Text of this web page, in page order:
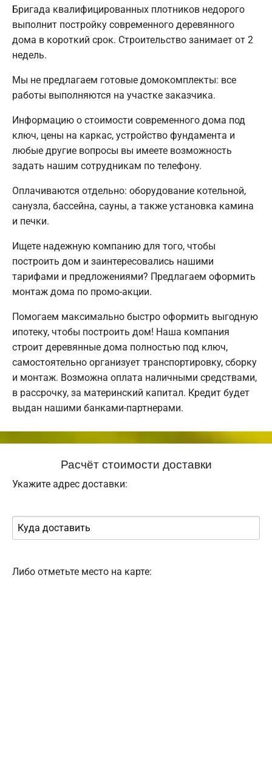
Бригада квалифицированных плотников недорого
выполнит постройку современного деревянного
дома в короткий срок. Строительство занимает от 2
недель.
Мы не предлагаем готовые домокомплекты: все
работы выполняются на участке заказчика.
Информацию о стоимости современного дома под
ключ, цены на каркас, устройство фундамента и
любые другие вопросы вы имеете возможность
задать нашим сотрудникам по телефону.
Оплачиваются отдельно: оборудование котельной,
санузла, бассейна, сауны, а также установка камина
и печки.
Ищете надежную компанию для того, чтобы
построить дом и заинтересовались нашими
тарифами и предложениями? Предлагаем оформить
монтаж дома по промо-акции.
Помогаем максимально быстро оформить выгодную
ипотеку, чтобы построить дом! Наша компания
строит деревянные дома полностью под ключ,
самостоятельно организует транспортировку, сборку
и монтаж. Возможна оплата наличными средствами,
в рассрочку, за материнский капитал. Кредит будет
выдан нашими банками-партнерами.
Расчёт стоимости доставки
Укажите адрес доставки:
Либо отметьте место на карте: